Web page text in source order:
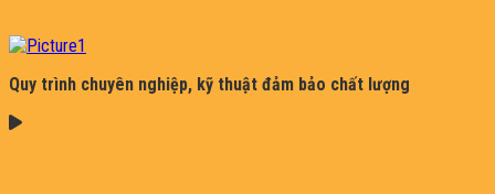
Quy trình chuyên nghiệp, kỹ thuật đảm bảo chất lượng